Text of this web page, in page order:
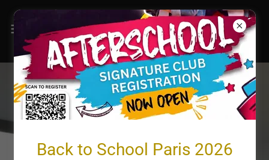
Back to School Paris 2026